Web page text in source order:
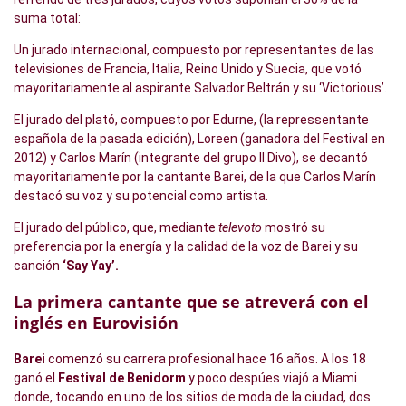
suma total:
Un jurado internacional, compuesto por representantes de las
televisiones de Francia, Italia, Reino Unido y Suecia, que votó
mayoritariamente al aspirante Salvador Beltrán y su ‘Victorious’.
El jurado del plató, compuesto por Edurne, (la repressentante
española de la pasada edición), Loreen (ganadora del Festival en
2012) y Carlos Marín (integrante del grupo Il Divo), se decantó
mayoritariamente por la cantante Barei, de la que Carlos Marín
destacó su voz y su potencial como artista.
El jurado del público, que, mediante televoto mostró su
preferencia por la energía y la calidad de la voz de Barei y su
canción ‘Say Yay’.
La primera cantante que se atreverá con el
inglés en Eurovisión
Barei comenzó su carrera profesional hace 16 años. A los 18
ganó el
Festival de Benidorm y poco despúes viajó a Miami
donde, tocando en uno de los sitios de moda de la ciudad, dos